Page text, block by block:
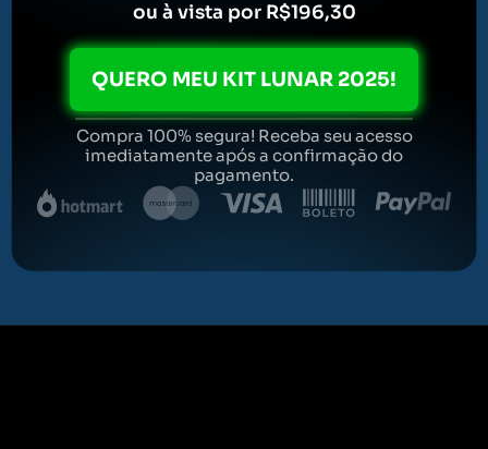
ou à vista por R$196,30
QUERO MEU KIT LUNAR 2025!
Compra 100% segura! Receba seu acesso
imediatamente após a confirmação do
pagamento.